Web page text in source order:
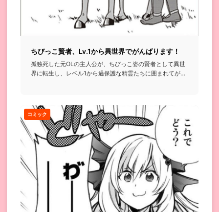
ちびっこ賢者、Lv.1から異世界でがんばります！
孤独死した元OLの主人公が、ちびっこ姿の賢者として異世
界に転生し、レベル1から過保護な精霊たちに囲まれてがん
コミック